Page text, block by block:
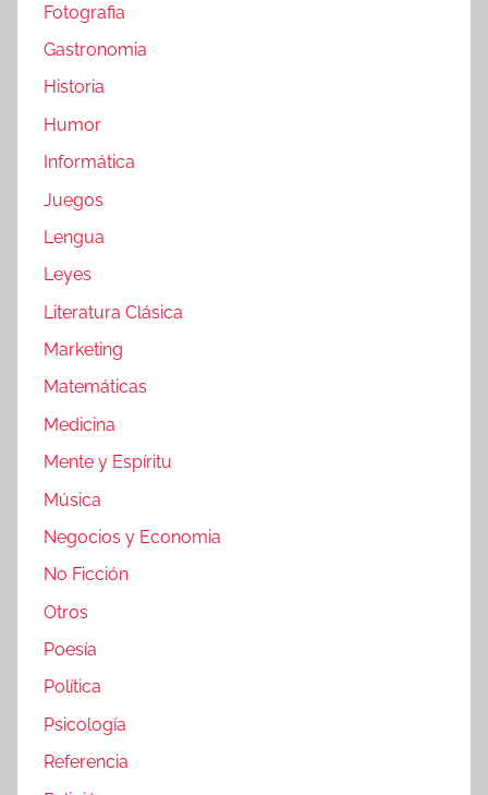
Fotografia
Gastronomia
Historia
Humor
Informática
Juegos
Lengua
Leyes
Literatura Clásica
Marketing
Matemáticas
Medicina
Mente y Espíritu
Música
Negocios y Economia
No Ficción
Otros
Poesía
Política
Psicología
Referencia